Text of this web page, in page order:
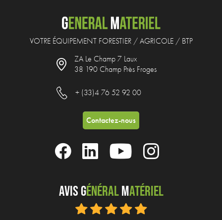
VOTRE ÉQUIPEMENT FORESTIER / AGRICOLE / BTP
ZA Le Champ 7 Laux
38 190 Champ Près Froges
+ (33)4 76 52 92 00
Contactez-nous
Avis GénéralMatériel